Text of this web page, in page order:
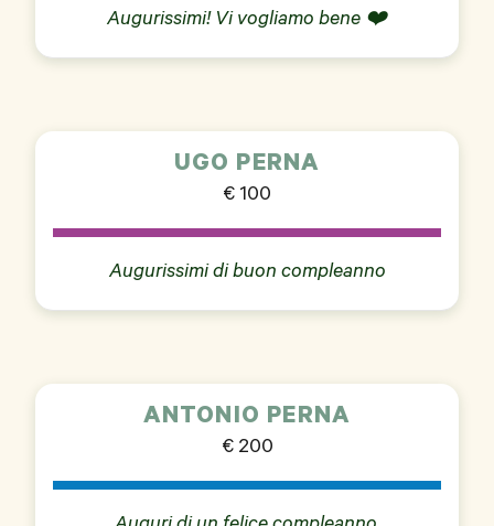
Augurissimi! Vi vogliamo bene ❤️
UGO PERNA
€ 100
Augurissimi di buon compleanno
ANTONIO PERNA
€ 200